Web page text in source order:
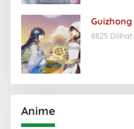
8825 Dilihat
Anime